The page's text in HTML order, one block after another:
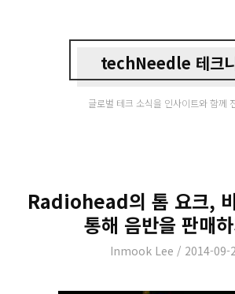
techNeedle 테크
글로벌 테크 소식을 인사이트와 함께
Radiohead의 톰 요크,
통해 음반을 판매
Author
Inmook Lee
Posted
2014-09-